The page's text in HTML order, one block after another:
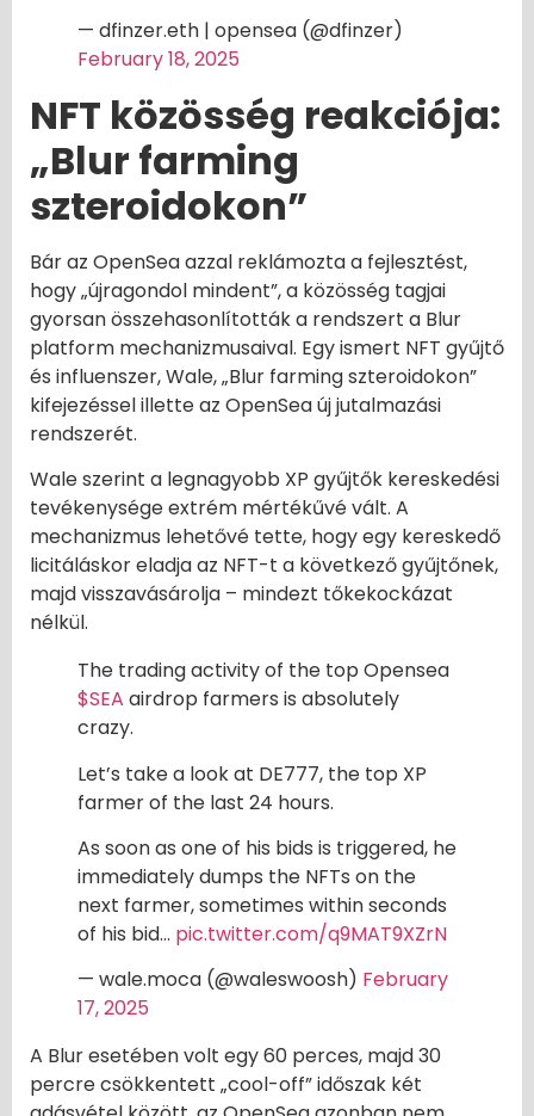
— dfinzer.eth | opensea (@dfinzer)
February 18, 2025
NFT közösség reakciója:
„Blur farming
szteroidokon”
Bár az OpenSea azzal reklámozta a fejlesztést,
hogy „újragondol mindent”, a közösség tagjai
gyorsan összehasonlították a rendszert a Blur
platform mechanizmusaival. Egy ismert NFT gyűjtő
és influenszer, Wale, „Blur farming szteroidokon”
kifejezéssel illette az OpenSea új jutalmazási
rendszerét.
Wale szerint a legnagyobb XP gyűjtők kereskedési
tevékenysége extrém mértékűvé vált. A
mechanizmus lehetővé tette, hogy egy kereskedő
licitáláskor eladja az NFT-t a következő gyűjtőnek,
majd visszavásárolja – mindezt tőkekockázat
nélkül.
The trading activity of the top Opensea
$SEA airdrop farmers is absolutely
crazy.
Let’s take a look at DE777, the top XP
farmer of the last 24 hours.
As soon as one of his bids is triggered, he
immediately dumps the NFTs on the
next farmer, sometimes within seconds
of his bid… pic.twitter.com/q9MAT9XZrN
— wale.moca (@waleswoosh) February
17, 2025
A Blur esetében volt egy 60 perces, majd 30
percre csökkentett „cool-off” időszak két